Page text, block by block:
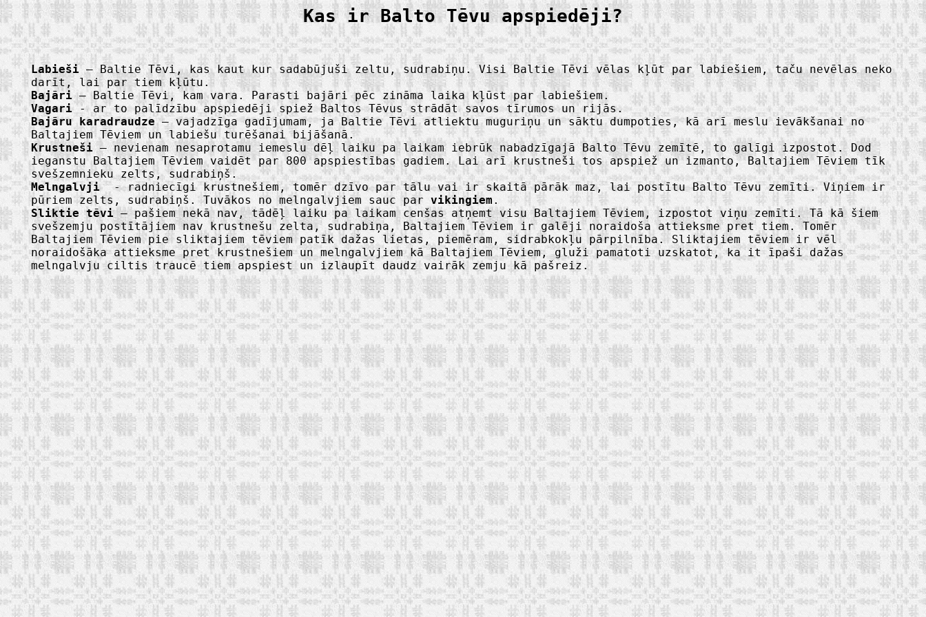
Kas ir Balto Tēvu apspiedēji?
Labieši– Baltie Tēvi, kas kaut kur sadabūjuši zeltu, sudrabiņu. Visi Baltie Tēvi vēlas kļūt par labiešiem, taču nevēlas neko
darīt, lai par tiem kļūtu.
Bajāri– Baltie Tēvi, kam vara. Parasti bajāri pēc zināma laika kļūst par labiešiem.
Vagari- ar to palīdzību apspiedēji spiež Baltos Tēvus strādāt savos tīrumos un rijās.
Bajāru karadraudze– vajadzīga gadījumam, ja Baltie Tēvi atliektu muguriņu un sāktu dumpoties, kā arī meslu ievākšanai no
Baltajiem Tēviem un labiešu turēšanai bijāšanā.
Krustneši– nevienam nesaprotamu iemeslu dēļ laiku pa laikam iebrūk nabadzīgajā Balto Tēvu zemītē, to galīgi izpostot. Dod
ieganstu Baltajiem Tēviem vaidēt par 800 apspiestības gadiem. Lai arī krustneši tos apspiež un izmanto, Baltajiem Tēviem tīk
svešzemnieku zelts, sudrabiņš.
Melngalvji- radniecīgi krustnešiem, tomēr dzīvo par tālu vai ir skaitā pārāk maz, lai postītu Balto Tēvu zemīti. Viņiem ir
pūriem zelts, sudrabiņš. Tuvākos no melngalvjiem sauc par vikingiem .
Sliktie tēvi– pašiem nekā nav, tādēļ laiku pa laikam cenšas atņemt visu Baltajiem Tēviem, izpostot viņu zemīti. Tā kā šiem
svešzemju postītājiem nav krustnešu zelta, sudrabiņa, Baltajiem Tēviem ir galēji noraidoša attieksme pret tiem. Tomēr
Baltajiem Tēviem pie sliktajiem tēviem patīk dažas lietas, piemēram, sidrabkokļu pārpilnība. Sliktajiem tēviem ir vēl
noraidošāka attieksme pret krustnešiem un melngalvjiem kā Baltajiem Tēviem, gluži pamatoti uzskatot, ka it īpaši dažas
melngalvju ciltis traucē tiem apspiest un izlaupīt daudz vairāk zemju kā pašreiz.